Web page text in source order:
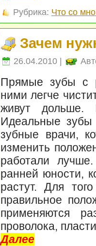
Рубрика: Что со
Зачем
26.04.2010 |
Прямые зубы с
ними легче
живут дольше.
Идеальные
зубные врачи,
изменить
работали
ранней юности,
растут. Для
правильное
применяются
проволока,
Далее